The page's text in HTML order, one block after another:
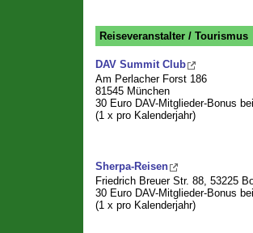
Reiseveranstalter / Tourismus
DAV Summit Club
Am Perlacher Forst 186
81545 München
30 Euro DAV-Mitglieder-Bonus
(1 x pro Kalenderjahr)
Sherpa-Reisen
Friedrich Breuer Str. 88, 53225
30 Euro DAV-Mitglieder-Bonus
(1 x pro Kalenderjahr)